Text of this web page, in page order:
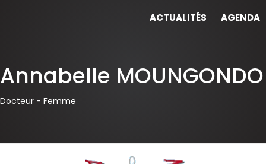
ACTUALITÉS
AGENDA
Annabelle MOUNGONDO
Docteur - Femme